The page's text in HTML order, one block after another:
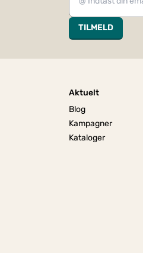
TILMELD
Aktuelt
Blog
Kampagner
Kataloger